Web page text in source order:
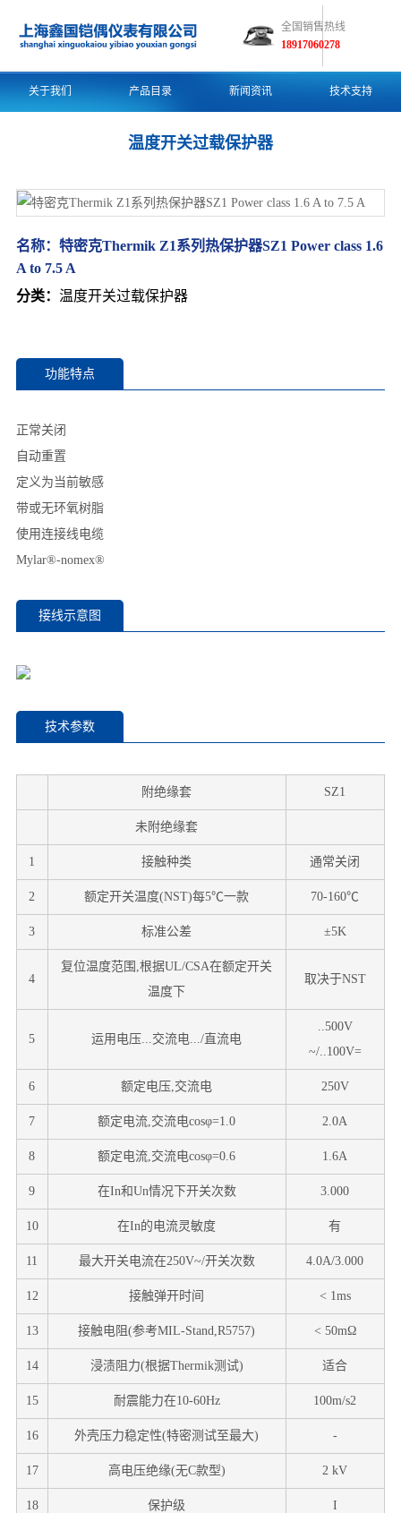
全国销售热线
18917060278
关于我们 产品目录 新闻资讯 技术支持
温度开关过载保护器
名称： 特密克Thermik Z1系列热保护器SZ1 Power class 1.6
A to 7.5 A
分类： 温度开关过载保护器
功能特点
正常关闭
自动重置
定义为当前敏感
带或无环氧树脂
使用连接线电缆
Mylar®-nomex®
接线示意图
技术参数
附绝缘套 SZ1
未附绝缘套
1 接触种类 通常关闭
2 额定开关温度(NST)每5℃一款 70-160℃
3 标准公差 ±5K
4
复位温度范围,根据UL/CSA在额定开关
温度下
取决于NST
5 运用电压...交流电.../直流电
..500V
~/..100V=
6 额定电压,交流电 250V
7 额定电流,交流电cosφ=1.0 2.0A
8 额定电流,交流电cosφ=0.6 1.6A
9 在In和Un情况下开关次数 3.000
10 在In的电流灵敏度 有
11 最大开关电流在250V~/开关次数 4.0A/3.000
12 接触弹开时间 < 1ms
13 接触电阻(参考MIL-Stand,R5757) < 50mΩ
14 浸渍阻力(根据Thermik测试) 适合
15 耐震能力在10-60Hz 100m/s2
16 外壳压力稳定性(特密测试至最大) -
17 高电压绝缘(无C款型) 2 kV
18 保护级 I